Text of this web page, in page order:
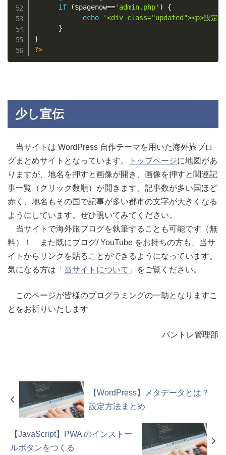
if
($pagenow=='admin.php' )
{
echo
'<div class="updated"><p>設定
}
}
?>
少し宣伝
当サイトは WordPress 自作テーマを用いた海外旅ブロ
グまとめサイトとなっています。
トップページに地図があ
りますが、地名を押すと画像が開き、画像を押すと関連記
事一覧（クリック数順）が開きます。記事数が多い国ほど
赤く、地名もその国で記事が多い都市の文字が大きくなる
ようにしています。ぜひ覗いてみてください。
当サイトで海外旅ブログを執筆することも可能です（無
料）！ また既にブログ/ YouTube をお持ちの方も、当サ
イトからリンクを貼ることができるようになっています。
気になる方は「 当サイトについて 」をご覧ください。
このページが皆様のプログラミングの一助となりますこ
とをお祈りいたします
パントレ管理部
【WordPress】メタデータとは？
設定方法まとめ
【JavaScript】PWA のインストー
ルボタンをつくる